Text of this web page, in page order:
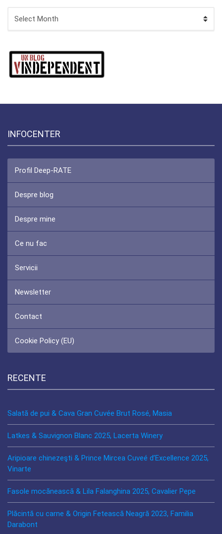
INFOCENTER
Profil Deep-RATE
Despre blog
Despre mine
Ce nu fac
Servicii
Newsletter
Contact
Cookie Policy (EU)
RECENTE
Salată de pui & Cava Gran Cuvée Brut Rosé, Masia
Latkes & Sauvignon Blanc 2025, Lacerta Winery
Aripioare chinezeşti & Prince Mircea Cuveé d’Excellence 2025,
Vinarte
Fasole mocănească & Lila Falanghina 2025, Cavalier Pepe
Plăcintă cu carne & Origin Fetească Neagră 2023, Familia
Darabont